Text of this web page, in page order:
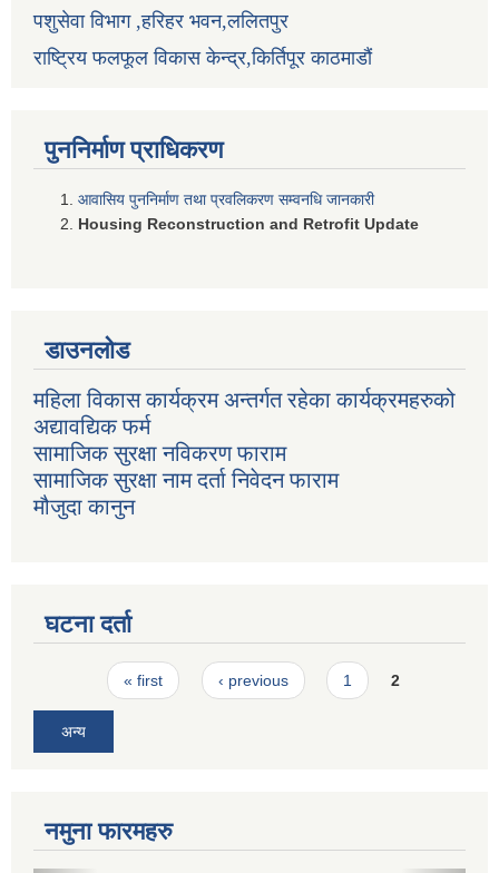
पशुसेवा विभाग ,हरिहर भवन,ललितपुर
राष्ट्रिय फलफूल विकास केन्द्र,किर्तिपूर काठमाडौं
पुननिर्माण प्राधिकरण
आवासिय पुननिर्माण तथा प्रवलिकरण सम्वनधि जानकारी
Housing Reconstruction and Retrofit Update
डाउनलोड
महिला विकास कार्यक्रम अन्तर्गत रहेका कार्यक्रमहरुको
अद्यावद्यिक फर्म
सामाजिक सुरक्षा नविकरण फाराम
सामाजिक सुरक्षा नाम दर्ता निवेदन फाराम
मौजुदा कानुन
घटना दर्ता
Pages« first ‹ previous 1 2
अन्य
नमुना फारमहरु